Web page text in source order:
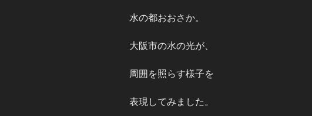
水の都おおさか。
大阪市の水の光が、
周囲を照らす様子を
表現してみました。